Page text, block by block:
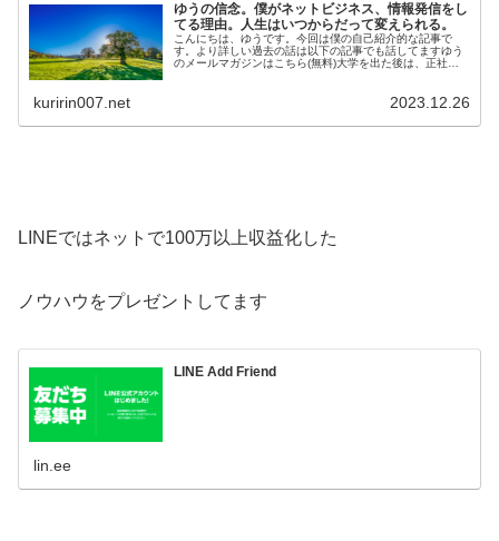
ゆうの信念。僕がネットビジネス、情報発信をし
てる理由。人生はいつからだって変えられる。
こんにちは、ゆうです。今回は僕の自己紹介的な記事で
す。より詳しい過去の話は以下の記事でも話してますゆう
のメールマガジンはこちら(無料)大学を出た後は、正社員
kuririn007.net 2023.12.26
LINEではネットで100万以上収益化した
ノウハウをプレゼントしてます
LINE Add Friend
lin.ee